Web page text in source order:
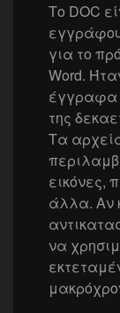
Το DOC
για το
Word.
έγγραφα
της
Τα
εικόνες,
άλλα. Αν
να